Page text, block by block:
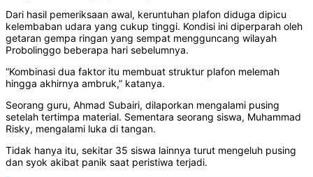
‎Dari hasil pemeriksaan awal, keruntuhan plafon diduga dipicu
kelembaban udara yang cukup tinggi. Kondisi ini diperparah oleh
getaran gempa ringan yang sempat mengguncang wilayah
Probolinggo beberapa hari sebelumnya.
‎“Kombinasi dua faktor itu membuat struktur plafon melemah
hingga akhirnya ambruk,” katanya.
‎Seorang guru, Ahmad Subairi, dilaporkan mengalami pusing
setelah tertimpa material. Sementara seorang siswa, Muhammad
Risky, mengalami luka di tangan.
‎Tidak hanya itu, sekitar 35 siswa lainnya turut mengeluh pusing
dan syok akibat panik saat peristiwa terjadi.